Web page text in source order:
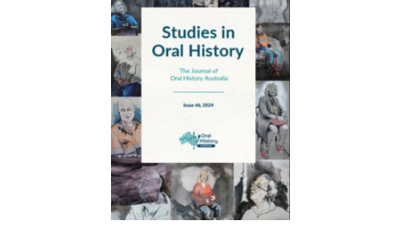
آخرین دیدگاه‌ها
مَه‌لقا مَلّاح، حافظ محیط زیست ایران